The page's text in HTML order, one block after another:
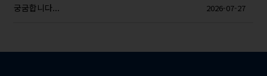
궁굼합니다... 2026-07-27